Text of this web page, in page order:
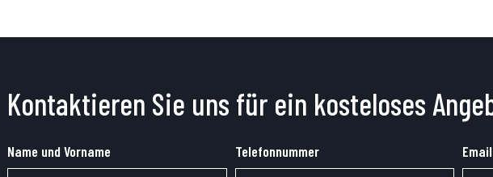
Kontaktieren Sie uns für ein kosteloses
Name und Vorname Telefonnummer Email